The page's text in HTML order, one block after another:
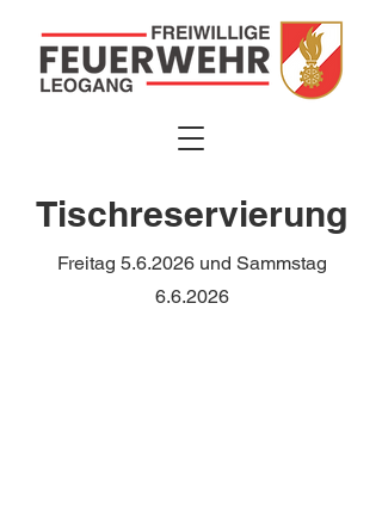
Tischreservierung
Freitag 5.6.2026 und Sammstag
6.6.2026